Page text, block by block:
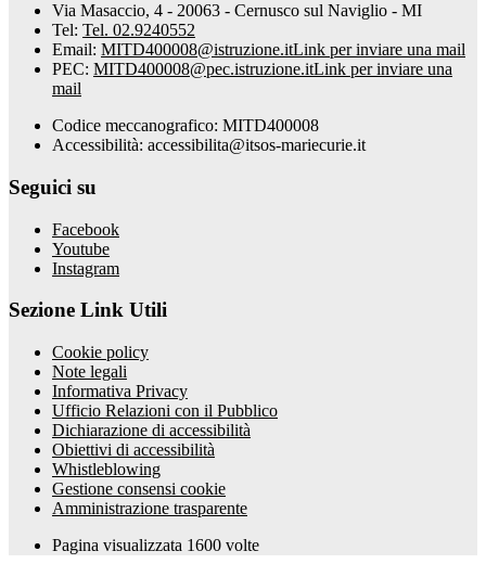
Via Masaccio, 4 - 20063 - Cernusco sul Naviglio - MI
Tel: Tel. 02.9240552
Email: MITD400008@istruzione.itLink per inviare una mail
PEC: MITD400008@pec.istruzione.itLink per inviare una
mail
Codice meccanografico: MITD400008
Accessibilità: accessibilita@itsos-mariecurie.it
Seguici su
Facebook
Youtube
Instagram
Sezione Link Utili
Cookie policy
Note legali
Informativa Privacy
Ufficio Relazioni con il Pubblico
Dichiarazione di accessibilità
Obiettivi di accessibilità
Whistleblowing
Gestione consensi cookie
Amministrazione trasparente
Pagina visualizzata 1600 volte